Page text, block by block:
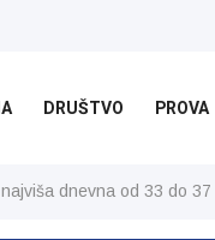
DRUŠTVO PROVA
dnevna od 33 do